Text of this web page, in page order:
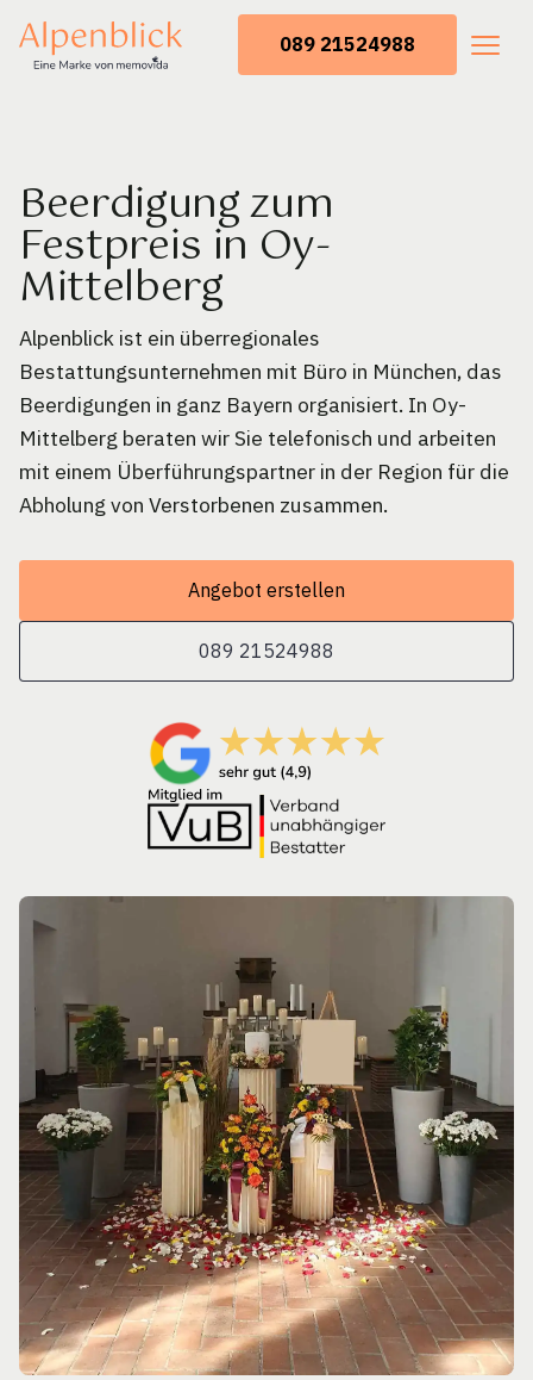
089 21524988
Beerdigung zum
Festpreis in Oy-
Mittelberg
Alpenblick ist ein überregionales
Bestattungsunternehmen mit Büro in München, das
Beerdigungen in ganz Bayern organisiert. In Oy-
Mittelberg beraten wir Sie telefonisch und arbeiten
mit einem Überführungspartner in der Region für die
Abholung von Verstorbenen zusammen.
Angebot erstellen
089 21524988